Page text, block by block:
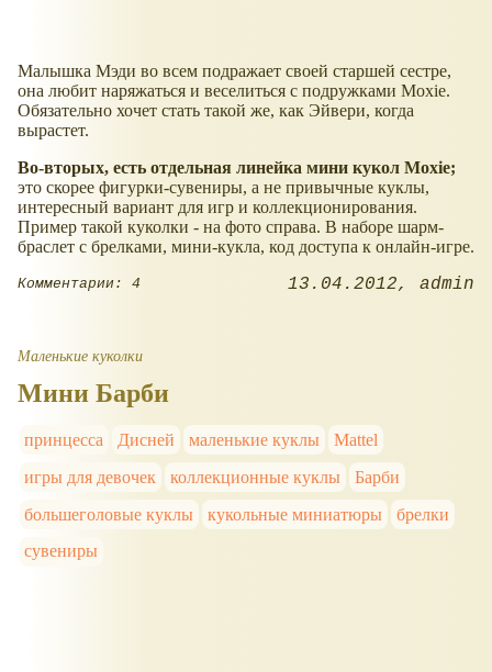
Малышка Мэди во всем подражает своей старшей сестре,
она любит наряжаться и веселиться с подружками Moxie.
Обязательно хочет стать такой же, как Эйвери, когда
вырастет.
Во-вторых, есть отдельная линейка мини кукол Moxie;
это скорее фигурки-сувениры, а не привычные куклы,
интересный вариант для игр и коллекционирования.
Пример такой куколки - на фото справа. В наборе шарм-
браслет с брелками, мини-кукла, код доступа к онлайн-игре.
Комментарии: 4 13.04.2012 admin
Маленькие куколки
Мини Барби
принцесса Дисней маленькие куклы
Mattel
игры для девочек
коллекционные куклы
Барби
большеголовые куклы
кукольные миниатюры
брелки
сувениры